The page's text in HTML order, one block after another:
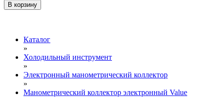
В корзину
Каталог
»
Холодильный инструмент
»
Электронный манометрический коллектор
»
Манометрический коллектор электронный Value